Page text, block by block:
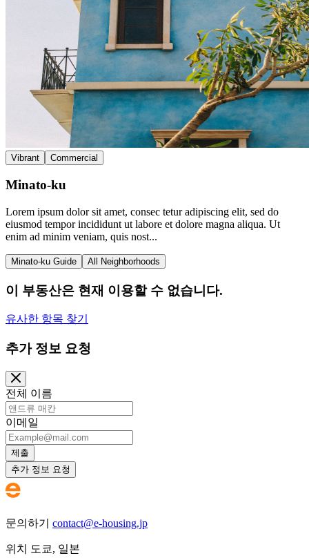
Vibrant Commercial
Minato-ku
Lorem ipsum dolor sit amet, consec tetur adipiscing elit, sed do
eiusmod tempor incididunt ut labore et dolore magna aliqua. Ut
enim ad minim veniam, quis nost...
Minato-ku Guide All Neighborhoods
이 부동산은 현재 이용할 수 없습니다.
유사한 항목 찾기
추가 정보 요청
전체 이름
이메일
제출
추가 정보 요청
문의하기 contact@e-housing.jp
위치 도쿄, 일본